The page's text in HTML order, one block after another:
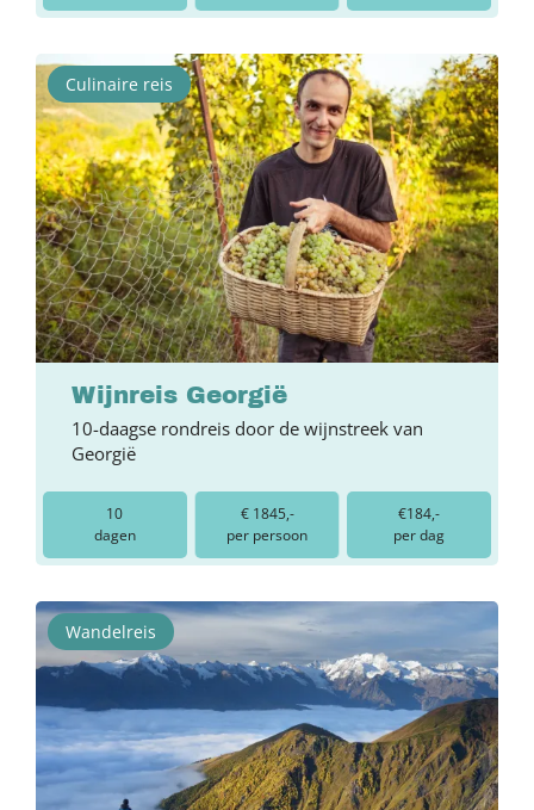
Culinaire reis
Wijnreis Georgië
10-daagse rondreis door de wijnstreek van
Georgië
10
dagen
€ 1845,-
per persoon
€184,-
per dag
Wandelreis